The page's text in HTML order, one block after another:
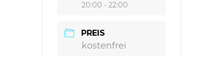
20:00 - 22:00
PREIS
kostenfrei